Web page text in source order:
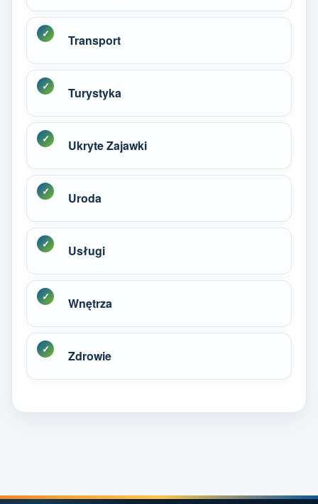
Transport
Turystyka
Ukryte Zajawki
Uroda
Usługi
Wnętrza
Zdrowie